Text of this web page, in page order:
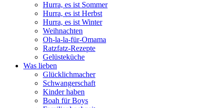
Hurra, es ist Sommer
Hurra, es ist Herbst
Hurra, es ist Winter
Weihnachten
Oh-la-la-für-Omama
Ratzfatz-Rezepte
Gelüsteküche
Was lieben
Glücklichmacher
Schwangerschaft
Kinder haben
Boah für Boys